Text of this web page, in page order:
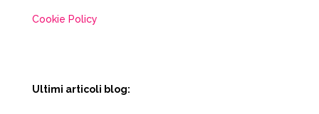
Cookie Policy
Ultimi articoli blog: